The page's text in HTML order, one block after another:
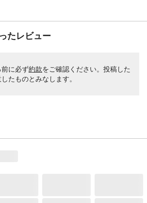
たレビュー
前に必ず約款をご確認ください。投稿した
たものとみなします。